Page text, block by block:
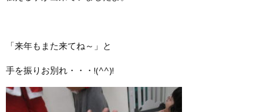
「来年もまた来てね～」と
手を振りお別れ・・・!(^^)!